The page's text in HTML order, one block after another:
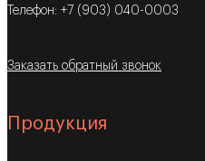
Телефон: +7 (903) 040-0003
Заказать обратный звонок
Продукция